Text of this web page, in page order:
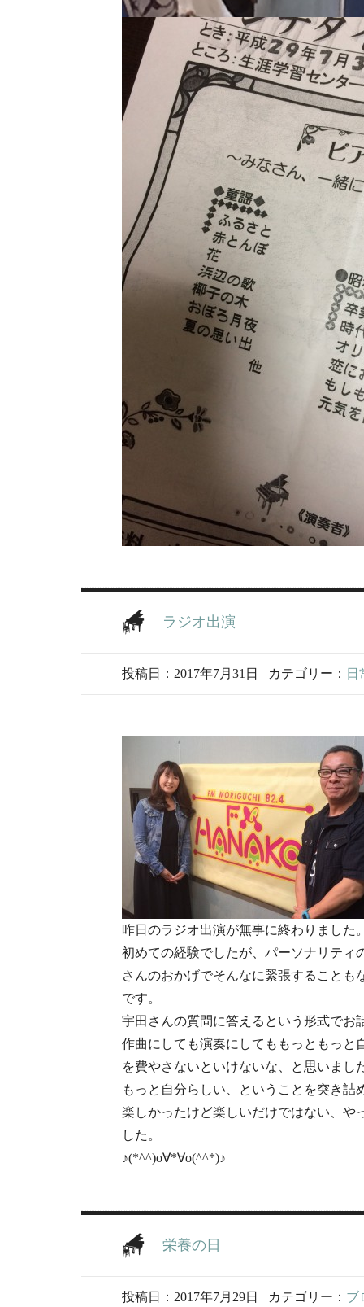
ラジオ出演
投稿日：2017年7月31日 カテゴリー： 日
昨日のラジオ出演が無事に終わりました
初めての経験でしたが、パーソナリティ
さんのおかげでそんなに緊張すること
です。
宇田さんの質問に答えるという形式でお
作曲にしても演奏にしてももっともっと
を費やさないといけないな、と思いまし
もっと自分らしい、ということを突き詰
楽しかったけど楽しいだけではない、や
した。
♪(*^^)o∀*∀o(^^*)♪
栄養の日
投稿日：2017年7月29日 カテゴリー： ブ